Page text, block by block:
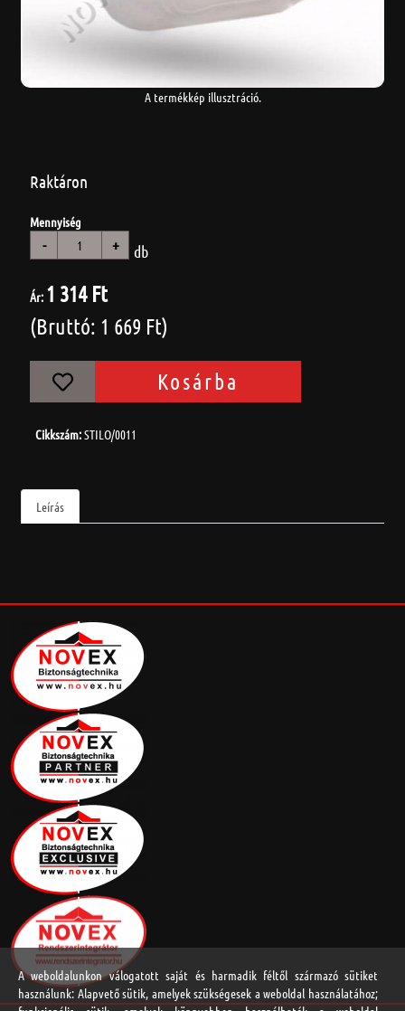
A termékkép illusztráció.
Raktáron
Mennyiség
- + db
Ár: 1 314 Ft
(Bruttó: 1 669 Ft)
Kosárba
Cikkszám:STILO/0011
Leírás
A weboldalunkon válogatott saját és harmadik féltől származó sütiket
használunk: Alapvető sütik, amelyek szükségesek a weboldal használatához;